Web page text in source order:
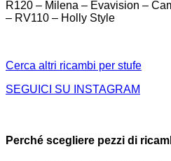
R120 – Milena – Evavision –
– RV110 – Holly Style
Cerca altri ricambi per stufe
SEGUICI SU INSTAGRAM
Perché scegliere pezzi di